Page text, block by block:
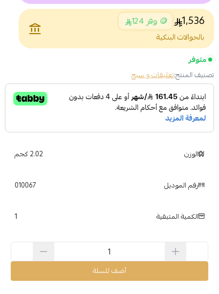
1,536 🪙 وفر 124
بالحوالات البنكية
account_balance
متوفر
تصنيف المنتج:تعليقات و سبح
الوزن 2.02 كجم
رقم الموديل 010067
الكمية المتبقية 1
أضف للسلة